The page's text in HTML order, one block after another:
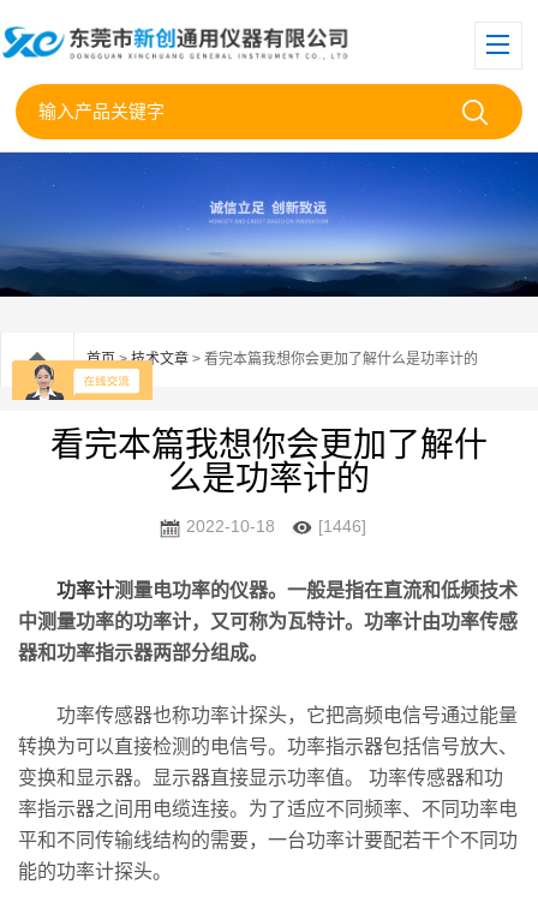
首页>技术文章 > 看完本篇我想你会更加了解什么是功率计的
看完本篇我想你会更加了解什
么是功率计的
2022-10-18 [1446]
功率计测量电功率的仪器。一般是指在直流和低频技术
中测量功率的功率计，又可称为瓦特计。功率计由功率传感
器和功率指示器两部分组成。
功率传感器也称功率计探头，它把高频电信号通过能量
转换为可以直接检测的电信号。功率指示器包括信号放大、
变换和显示器。显示器直接显示功率值。 功率传感器和功
率指示器之间用电缆连接。为了适应不同频率、不同功率电
平和不同传输线结构的需要，一台功率计要配若干个不同功
能的功率计探头。